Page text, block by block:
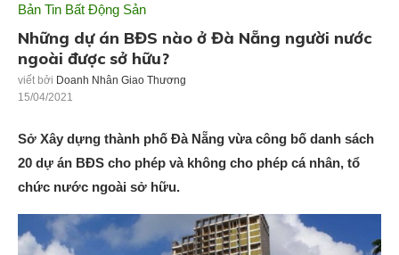
Bản Tin Bất Động Sản
Những dự án BĐS nào ở Đà Nẵng người nước
ngoài được sở hữu?
viết bởi Doanh Nhân Giao Thương
15/04/2021
Sở Xây dựng thành phố Đà Nẵng vừa công bố danh sách
20 dự án BĐS cho phép và không cho phép cá nhân, tổ
chức nước ngoài sở hữu.